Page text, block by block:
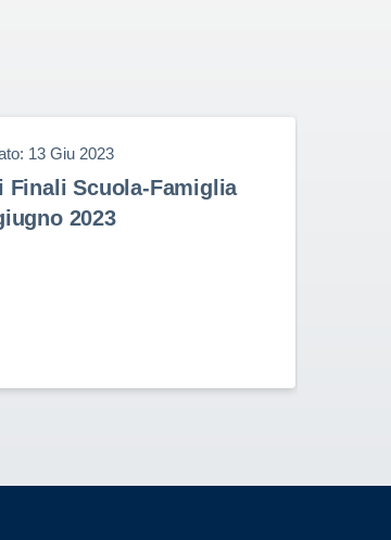
13 Giu 2023
Finali Scuola-Famiglia
2023